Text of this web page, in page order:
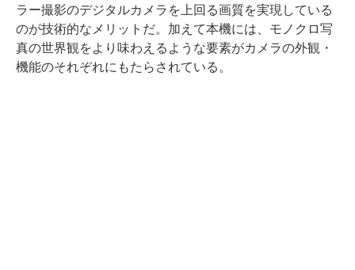
ラー撮影のデジタルカメラを上回る画質を実現している
のが技術的なメリットだ。加えて本機には、モノクロ写
真の世界観をより味わえるような要素がカメラの外観・
機能のそれぞれにもたらされている。